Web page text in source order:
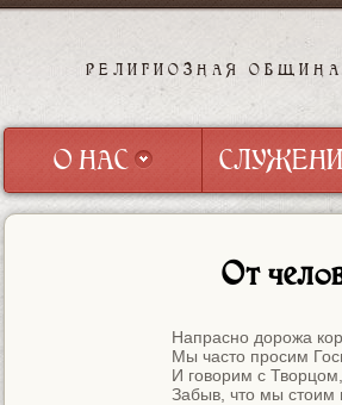
РЕЛИГИОЗНАЯ ОБЩИНА
О НАС
СЛУЖЕНИЯ
От
Напрасно дорожа
Мы часто просим
И говорим с Творцом,
Забыв, что мы